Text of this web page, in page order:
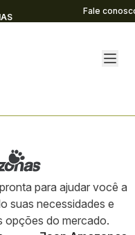
Fale
para ajudar você a
suas necessidades e
opções do mercado.